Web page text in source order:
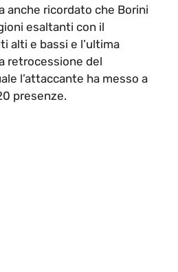
anche ricordato che Borini
esaltanti con il
alti e bassi e l’ultima
retrocessione del
l’attaccante ha messo a
presenze.